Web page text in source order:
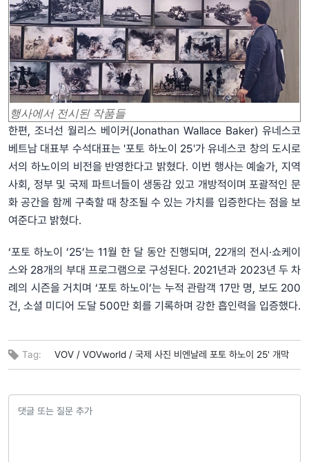
행사에서 전시된 작품들
한편, 조너선 월리스 베이커(Jonathan Wallace Baker) 유네스코
베트남 대표부 수석대표는 '포토 하노이 25'가 유네스코 창의 도시로
서의 하노이의 비전을 반영한다고 밝혔다. 이번 행사는 예술가, 지역
사회, 정부 및 국제 파트너들이 생동감 있고 개방적이며 포괄적인 문
화 공간을 함께 구축할 때 창조될 수 있는 가치를 입증한다는 점을 보
여준다고 밝혔다.
‘포토 하노이 ’25’는 11월 한 달 동안 진행되며, 22개의 전시·쇼케이
스와 28개의 부대 프로그램으로 구성된다. 2021년과 2023년 두 차
례의 시즌을 거치며 ‘포토 하노이’는 누적 관람객 17만 명, 보도 200
건, 소셜 미디어 도달 500만 회를 기록하며 강한 흡인력을 입증했다.
Tag: VOV / VOVworld / 국제 사진 비엔날레 포토 하노이 25' 개막